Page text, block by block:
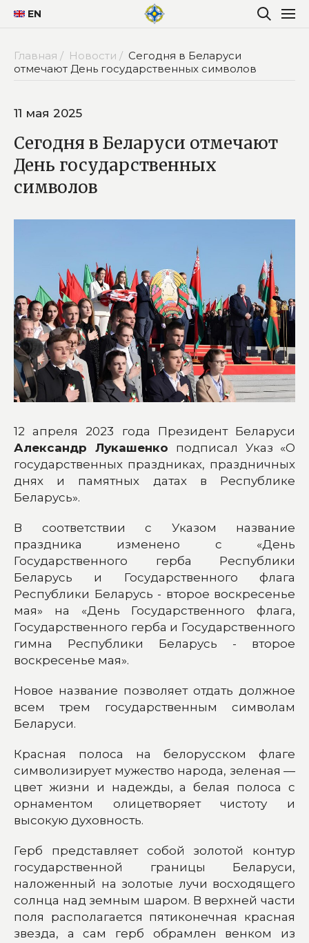
EN
Главная / Новости / Сегодня в Беларуси
отмечают День государственных символов
11 мая 2025
Сегодня в Беларуси отмечают
День государственных
символов
12 апреля 2023 года Президент Беларуси
Александр Лукашенко подписал Указ «О
государственных праздниках, праздничных
днях и памятных датах в Республике
Беларусь».
В соответствии с Указом название
праздника изменено с «День
Государственного герба Республики
Беларусь и Государственного флага
Республики Беларусь - второе воскресенье
мая» на «День Государственного флага,
Государственного герба и Государственного
гимна Республики Беларусь - второе
воскресенье мая».
Новое название позволяет отдать должное
всем трем государственным символам
Беларуси.
Красная полоса на белорусском флаге
символизирует мужество народа, зеленая —
цвет жизни и надежды, а белая полоса с
орнаментом олицетворяет чистоту и
высокую духовность.
Герб представляет собой золотой контур
государственной границы Беларуси,
наложенный на золотые лучи восходящего
солнца над земным шаром. В верхней части
поля располагается пятиконечная красная
звезда, а сам герб обрамлен венком из